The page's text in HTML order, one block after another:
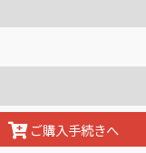
ご購入手続きへ